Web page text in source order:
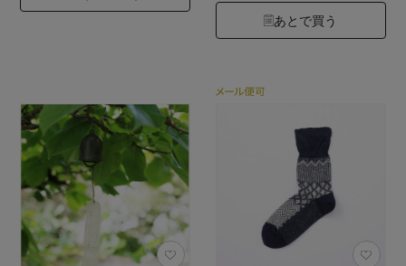
あとで買う